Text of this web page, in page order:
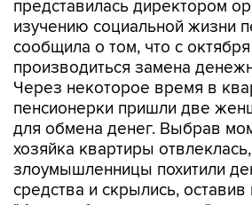
сообщила о том, что с октября
производиться замена
Через некоторое время в
пенсионерки пришли две
для обмена денег. Выбрав
хозяйка квартиры отвлеклась,
злоумышленницы похитили
средства и скрылись, оставив
"билеты банка приколов", -
сообщении Волк.